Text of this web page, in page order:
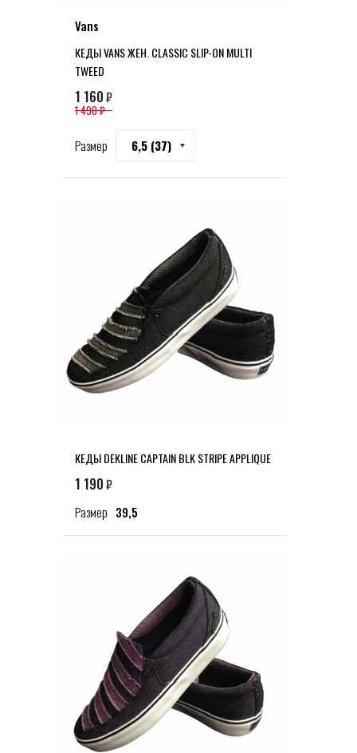
Vans
КЕДЫ VANS ЖЕН. CLASSIC SLIP-ON MULTI
TWEED
1 160₽
1 490 ₽
Размер 6,5 (37)
КЕДЫ DEKLINE CAPTAIN BLK STRIPE APPLIQUE
1 190₽
Размер 39,5